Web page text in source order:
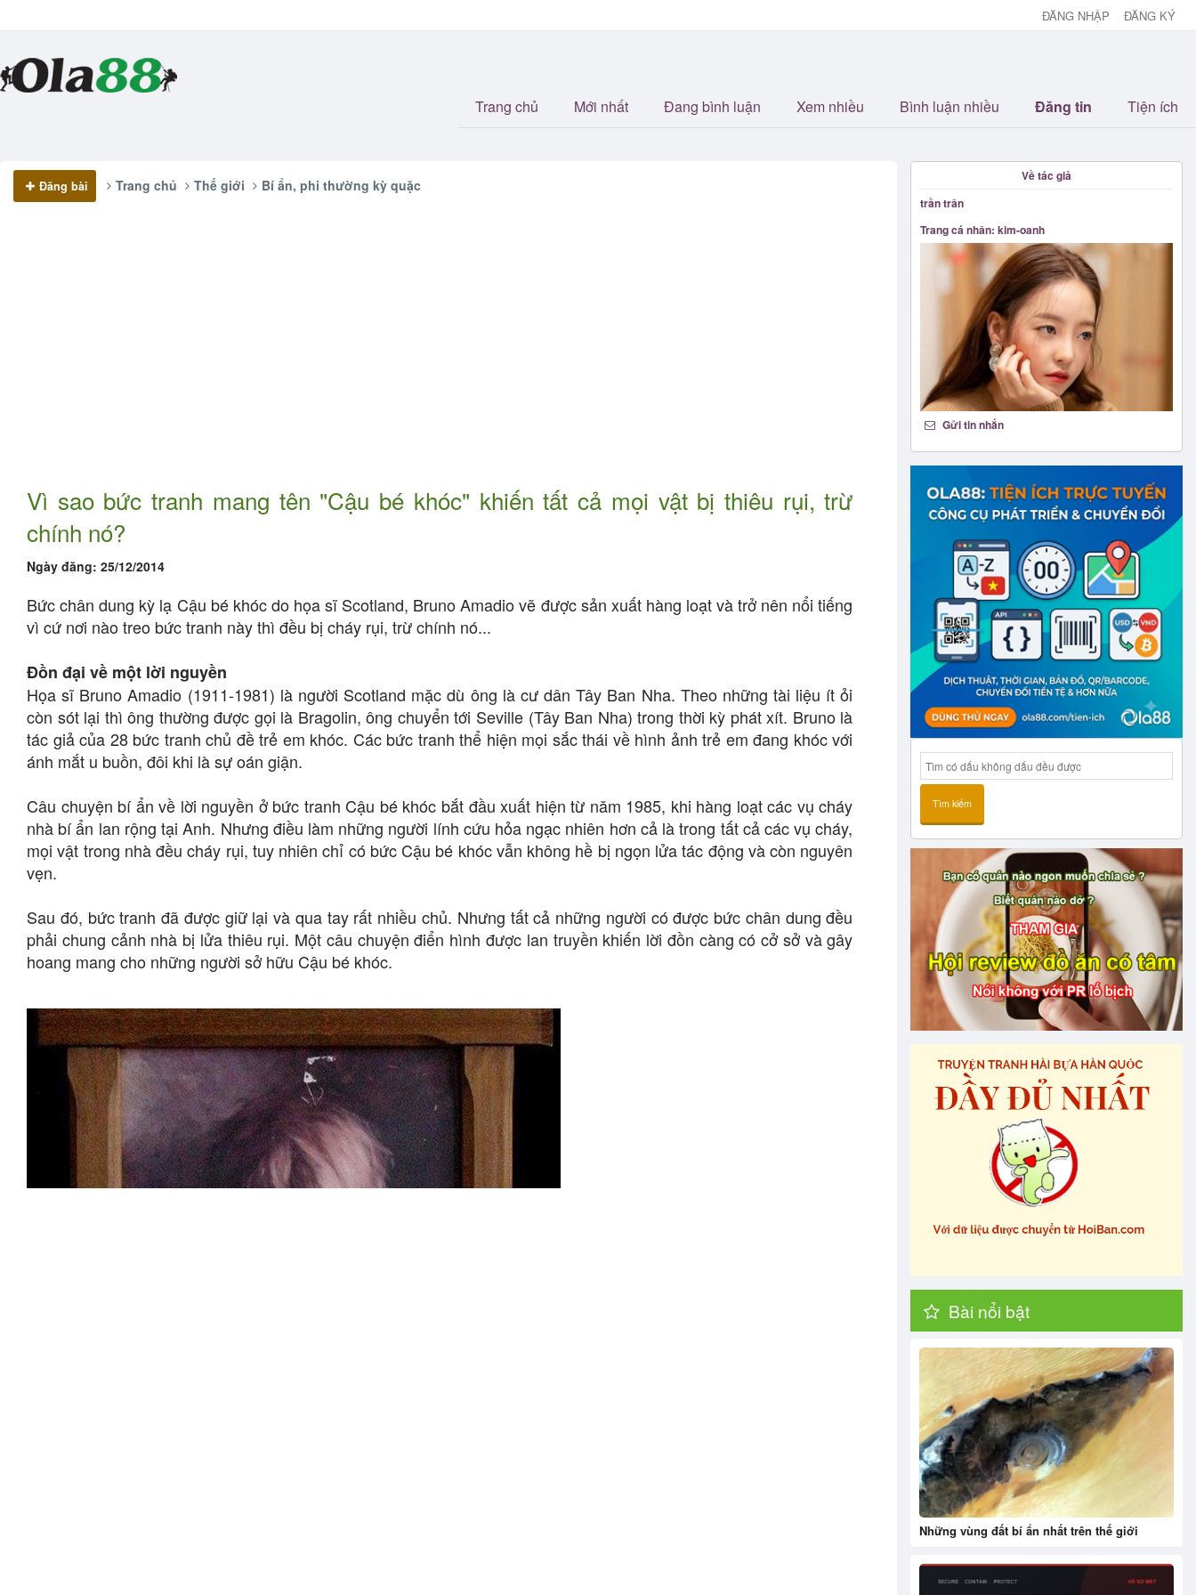
ĐĂNG NHẬP ĐĂNG KÝ
Trang chủ Mới nhất Đang bình luận Xem nhiều Bình luận nhiều Đăng tin Tiện ích
Đăng bài Trang chủ Thế giới Bí ẩn, phi thường kỳ quặc
Vì sao bức tranh mang tên "Cậu bé khóc" khiến tất cả mọi vật bị thiêu rụi, trừ
chính nó?
Ngày đăng: 25/12/2014
Bức chân dung kỳ lạ Cậu bé khóc do họa sĩ Scotland, Bruno Amadio vẽ được sản xuất hàng loạt và trở nên nổi tiếng
vì cứ nơi nào treo bức tranh này thì đều bị cháy rụi, trừ chính nó...
Đồn đại về một lời nguyền
Họa sĩ Bruno Amadio (1911-1981) là người Scotland mặc dù ông là cư dân Tây Ban Nha. Theo những tài liệu ít ỏi
còn sót lại thì ông thường được gọi là Bragolin, ông chuyển tới Seville (Tây Ban Nha) trong thời kỳ phát xít. Bruno là
tác giả của 28 bức tranh chủ đề trẻ em khóc. Các bức tranh thể hiện mọi sắc thái về hình ảnh trẻ em đang khóc với
ánh mắt u buồn, đôi khi là sự oán giận.
Câu chuyện bí ẩn về lời nguyền ở bức tranh Cậu bé khóc bắt đầu xuất hiện từ năm 1985, khi hàng loạt các vụ cháy
nhà bí ẩn lan rộng tại Anh. Nhưng điều làm những người lính cứu hỏa ngạc nhiên hơn cả là trong tất cả các vụ cháy,
mọi vật trong nhà đều cháy rụi, tuy nhiên chỉ có bức Cậu bé khóc vẫn không hề bị ngọn lửa tác động và còn nguyên
vẹn.
Sau đó, bức tranh đã được giữ lại và qua tay rất nhiều chủ. Nhưng tất cả những người có được bức chân dung đều
phải chung cảnh nhà bị lửa thiêu rụi. Một câu chuyện điển hình được lan truyền khiến lời đồn càng có cở sở và gây
hoang mang cho những người sở hữu Cậu bé khóc.
Về tác giả
trần trân
Trang cá nhân: kim-oanh
Gửi tin nhắn
Tìm kiếm
Bài nổi bật
Những vùng đất bí ẩn nhất trên thế giới